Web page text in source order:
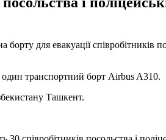
для евакуації
один транспортний борт Airbus A310.
Ташкент.